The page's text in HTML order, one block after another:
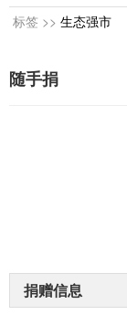
标签 >> 生态强市
随手捐
捐赠信息